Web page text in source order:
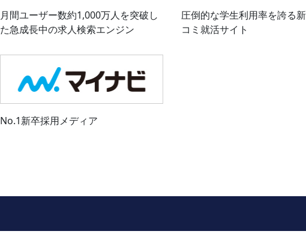
月間ユーザー数約1,000万人を突破し
た急成長中の求人検索エンジン
圧倒的な学生利用率を誇る
コミ就活サイト
No.1新卒採用メディア